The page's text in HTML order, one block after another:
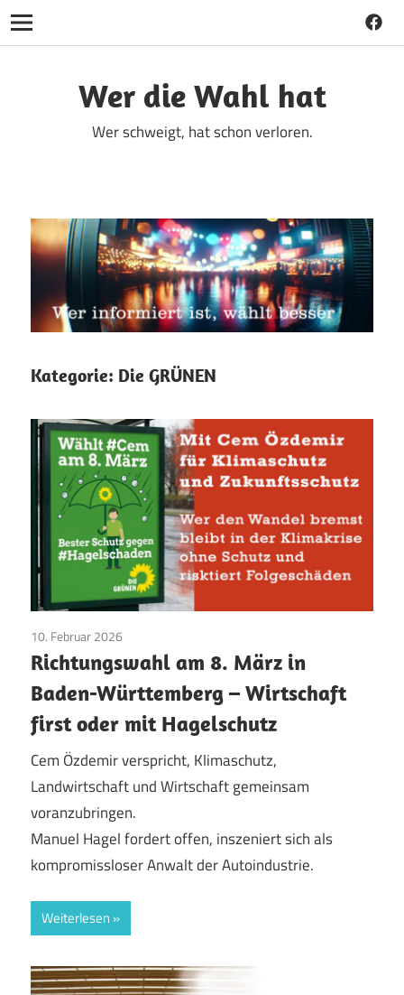
Navigation
springenWer die Wahl hat
Wer schweigt, hat schon verloren.
Kategorie: Die GRÜNEN
10. Februar 2026
Umwelt/ Wahlprogramm/Wirtschaft
Richtungswahl am 8. März in
Baden-Württemberg – Wirtschaft
first oder mit Hagelschutz
Cem Özdemir verspricht, Klimaschutz,
Landwirtschaft und Wirtschaft gemeinsam
voranzubringen.
Manuel Hagel fordert offen, inszeniert sich als
kompromissloser Anwalt der Autoindustrie.
Weiterlesen